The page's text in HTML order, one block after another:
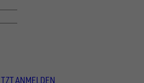
ANMELDEN